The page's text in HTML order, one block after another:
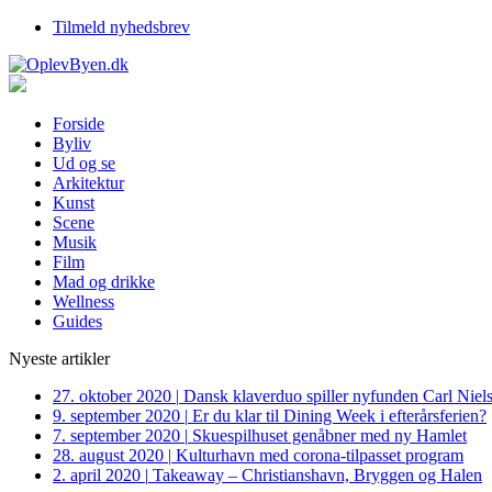
Tilmeld nyhedsbrev
Forside
Byliv
Ud og se
Arkitektur
Kunst
Scene
Musik
Film
Mad og drikke
Wellness
Guides
Nyeste artikler
27. oktober 2020 | Dansk klaverduo spiller nyfunden Carl
9. september 2020 | Er du klar til Dining Week i efterårsferien?
7. september 2020 | Skuespilhuset genåbner med ny Hamlet
28. august 2020 | Kulturhavn med corona-tilpasset program
2. april 2020 | Takeaway – Christianshavn, Bryggen og Halen